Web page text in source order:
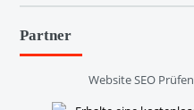
Partner
Website SEO Prüfen